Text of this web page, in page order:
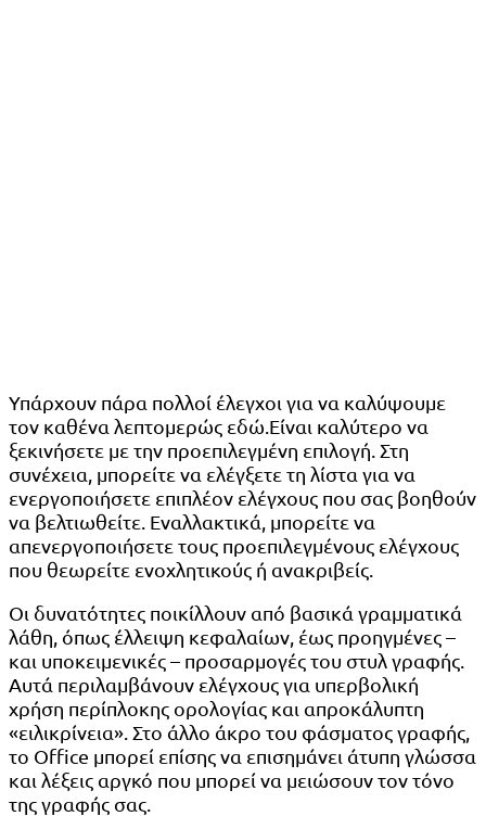
Υπάρχουν πάρα πολλοί έλεγχοι για να καλύψουμε
τον καθένα λεπτομερώς εδώ.Είναι καλύτερο να
ξεκινήσετε με την προεπιλεγμένη επιλογή. Στη
συνέχεια, μπορείτε να ελέγξετε τη λίστα για να
ενεργοποιήσετε επιπλέον ελέγχους που σας βοηθούν
να βελτιωθείτε. Εναλλακτικά, μπορείτε να
απενεργοποιήσετε τους προεπιλεγμένους ελέγχους
που θεωρείτε ενοχλητικούς ή ανακριβείς.
Οι δυνατότητες ποικίλλουν από βασικά γραμματικά
λάθη, όπως έλλειψη κεφαλαίων, έως προηγμένες –
και υποκειμενικές – προσαρμογές του στυλ γραφής.
Αυτά περιλαμβάνουν ελέγχους για υπερβολική
χρήση περίπλοκης ορολογίας και απροκάλυπτη
«ειλικρίνεια». Στο άλλο άκρο του φάσματος γραφής,
το Office μπορεί επίσης να επισημάνει άτυπη γλώσσα
και λέξεις αργκό που μπορεί να μειώσουν τον τόνο
της γραφής σας.